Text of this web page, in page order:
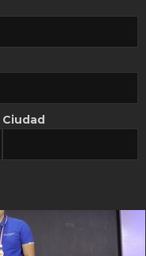
por costos
Ciudad